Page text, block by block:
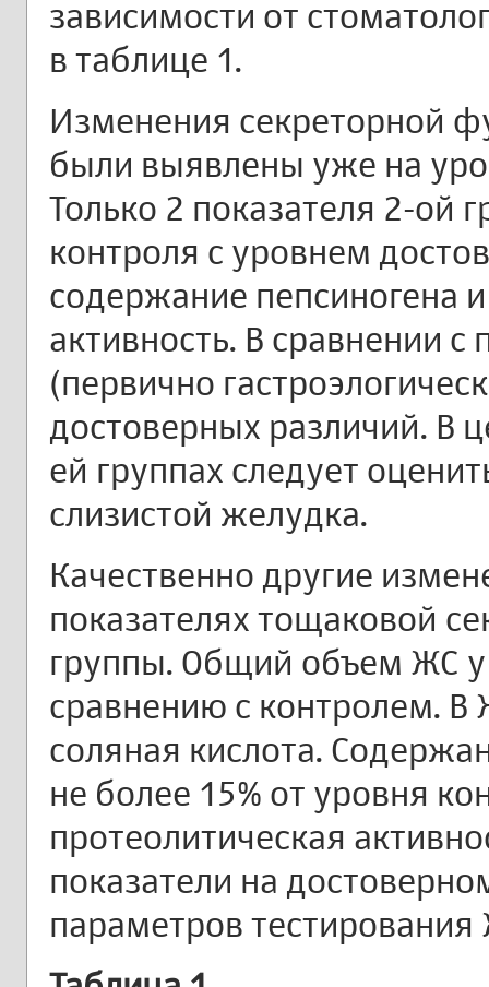
зависимости от
в таблице 1.
Изменения секреторной
были выявлены уже на
Только 2 показателя 2-ой
контроля с уровнем
содержание пепсиногена
активность. В сравнении
(первично
достоверных различий. В
ей группах следует
слизистой желудка.
Качественно другие
показателях тощаковой
группы. Общий объем ЖС у
сравнению с контролем. В
соляная кислота.
не более 15% от уровня
протеолитическая
показатели на
параметров